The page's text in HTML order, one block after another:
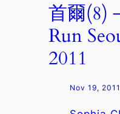
首爾(8)
Run
2011
Nov 19,